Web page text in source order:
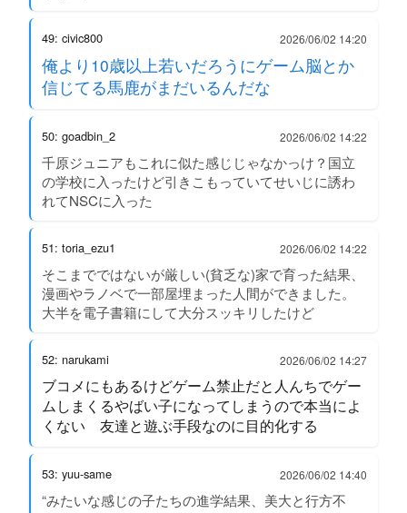
49: civic800 2026/06/02 14:20
俺より10歳以上若いだろうにゲーム脳とか
信じてる馬鹿がまだいるんだな
50: goadbin_2 2026/06/02 14:22
千原ジュニアもこれに似た感じじゃなかっけ？国立
の学校に入ったけど引きこもっていてせいじに誘わ
れてNSCに入った
51: toria_ezu1 2026/06/02 14:22
そこまでではないが厳しい(貧乏な)家で育った結果、
漫画やラノベで一部屋埋まった人間ができました。
大半を電子書籍にして大分スッキリしたけど
52: narukami 2026/06/02 14:27
ブコメにもあるけどゲーム禁止だと人んちでゲー
ムしまくるやばい子になってしまうので本当によ
くない 友達と遊ぶ手段なのに目的化する
53: yuu-same 2026/06/02 14:40
“みたいな感じの子たちの進学結果、美大と行方不